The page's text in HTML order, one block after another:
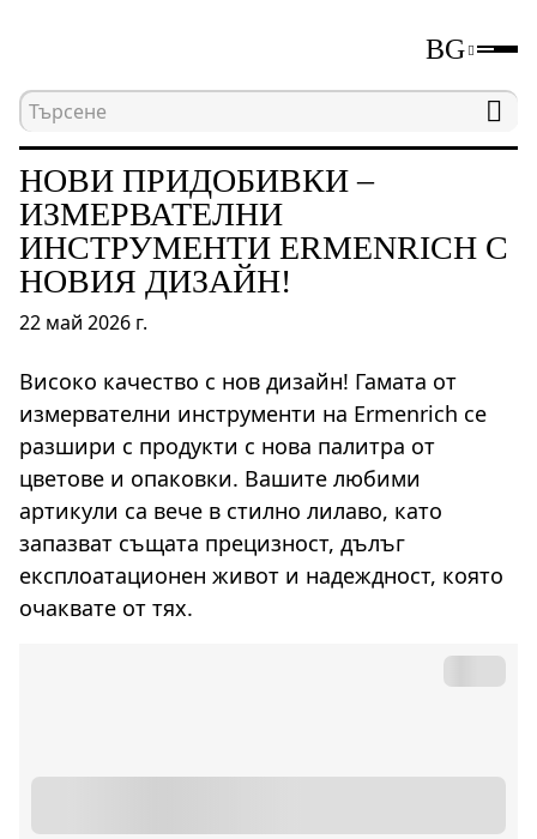
BG
Начална страница Нови
НОВИ ПРИДОБИВКИ –
ИЗМЕРВАТЕЛНИ
ИНСТРУМЕНТИ ERMENRICH С
НОВИЯ ДИЗАЙН!
22 май 2026 г.
Високо качество с нов дизайн! Гамата от
измервателни инструменти на Ermenrich се
разшири с продукти с нова палитра от
цветове и опаковки. Вашите любими
артикули са вече в стилно лилаво, като
запазват същата прецизност, дълъг
експлоатационен живот и надеждност, която
очаквате от тях.